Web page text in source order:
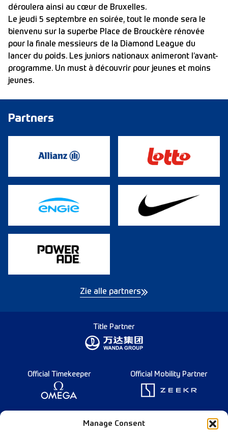
Manage Consent
déroulera ainsi au cœur de Bruxelles.
Le jeudi 5 septembre en soirée, tout le monde sera le
bienvenu sur la superbe Place de Brouckère rénovée
pour la finale messieurs de la Diamond League du
lancer du poids. Les juniors nationaux animeront l’avant-
programme. Un must à découvrir pour jeunes et moins
jeunes.
Partners
Zie alle partners
Title Partner
Official Timekeeper Official Mobility Partner
Founding Partner